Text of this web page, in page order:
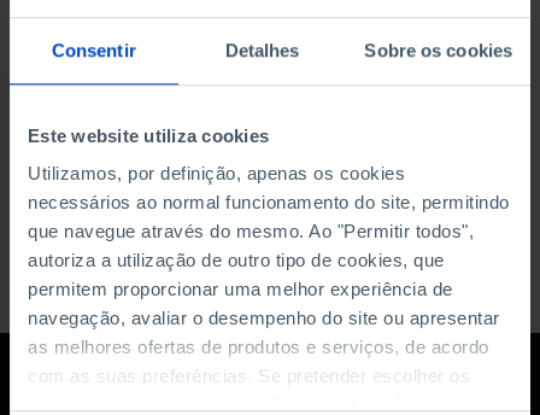
Consentir Detalhes Sobre os cookies
Este website utiliza cookies
Utilizamos, por definição, apenas os cookies
necessários ao normal funcionamento do site, permitindo
que navegue através do mesmo. Ao "Permitir todos",
autoriza a utilização de outro tipo de cookies, que
permitem proporcionar uma melhor experiência de
navegação, avaliar o desempenho do site ou apresentar
as melhores ofertas de produtos e serviços, de acordo
com as suas preferências. Se pretender escolher os
DATA DE FIM